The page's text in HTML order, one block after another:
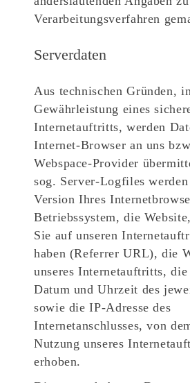
Verarbeitungsverfahren
Serverdaten
Aus technischen Gründen,
Gewährleistung eines
Internetauftritts, werden
Internet-Browser an uns
Webspace-Provider
sog. Server-Logfiles
Version Ihres
Betriebssystem, die
Sie auf unseren
haben (Referrer URL), die
unseres Internetauftritts, die
Datum und Uhrzeit des
sowie die IP-Adresse des
Internetanschlusses, von
Nutzung unseres
erhoben.